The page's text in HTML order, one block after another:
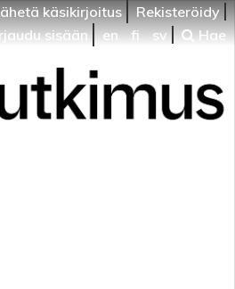
käsikirjoitus
Rekisteröidy
sisään
en fi sv Hae